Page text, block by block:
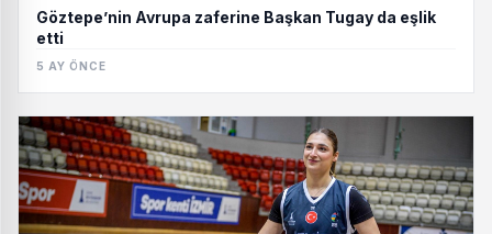
Göztepe’nin Avrupa zaferine Başkan Tugay da eşlik
etti
5 AY ÖNCE